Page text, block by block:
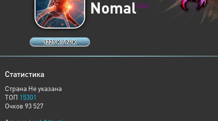
1221 K / 94 K
NomalXERJ
Статистика
Страна Не указана
ТОП 15301
Очков 93 527